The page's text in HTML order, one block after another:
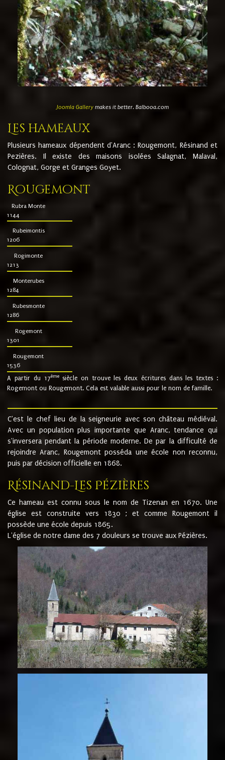
Joomla Gallerymakes it better. Balbooa.com
Les hameaux
Plusieurs hameaux dépendent d'Aranc : Rougemont, Résinand et
Pezières. Il existe des maisons isolées Salagnat, Malaval,
Colognat, Gorge et Granges Goyet.
Rougemont
Rubra Monte
1144
Rubeimontis
1206
Rogimonte
1213
Monterubes
1284
Rubesmonte
1286
Rogemont
1301
Rougemont
1536
A partir du 17ème siècle on trouve les deux écritures dans les textes :
Rogemont ou Rougemont. Cela est valable aussi pour le nom de famille.
C'est le chef lieu de la seigneurie avec son château médiéval.
Avec un population plus importante que Aranc, tendance qui
s'inversera pendant la période moderne. De par la difficulté de
rejoindre Aranc, Rougemont posséda une école non reconnu,
puis par décision officielle en 1868.
Résinand-Les Pézières
Ce hameau est connu sous le nom de Tizenan en 1670. Une
église est construite vers 1830 ; et comme Rougemont il
possède une école depuis 1865.
L'église de notre dame des 7 douleurs se trouve aux Pézières.